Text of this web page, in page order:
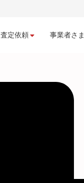
査定依頼 事業者さま